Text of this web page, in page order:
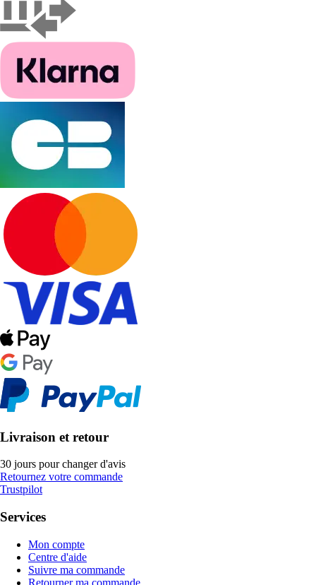
Livraison et retour
30 jours pour changer d'avis
Retournez votre commande
Trustpilot
Services
Mon compte
Centre d'aide
Suivre ma commande
Retourner ma commande